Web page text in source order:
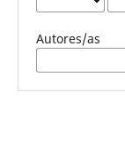
Autores/as